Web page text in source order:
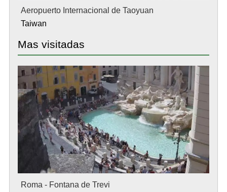
Aeropuerto Internacional de Taoyuan
Taiwan
Mas visitadas
Roma - Fontana de Trevi